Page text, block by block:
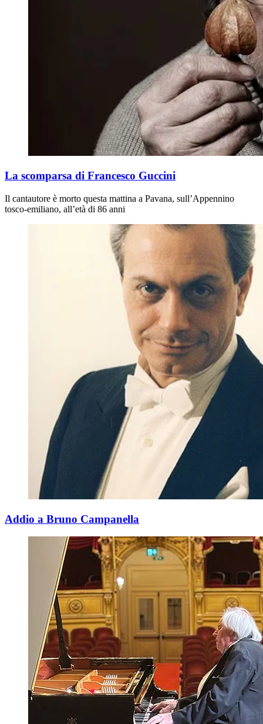
La scomparsa di Francesco Guccini
Il cantautore è morto questa mattina a Pavana, sull’Appennino
tosco-emiliano, all’età di 86 anni
Addio a Bruno Campanella